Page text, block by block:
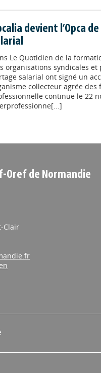
devient l’Opca
Le Quotidien de la
organisations syndicales
salarial ont signé un
collecteur agrée des
continue le 22
Oref de Normandie
Clair